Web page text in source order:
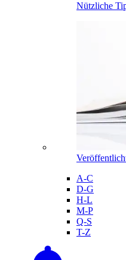
Nützliche
A-C
D-G
H-L
M-P
Q-S
T-Z